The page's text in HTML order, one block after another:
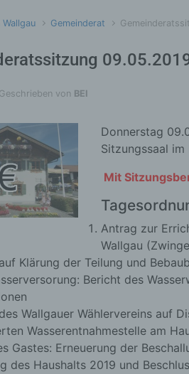
Wallgau Gemeinderat
Geschrieben von BEI
Donnerstag
Sitzungssaal im
Mit
Antrag zur
Wallgau
Klärung der Teilung und
Bericht des
Wallgauer Wählervereins auf
Wasserentnahmestelle am
Gastes: Erneuerung der
des Haushalts 2019 und